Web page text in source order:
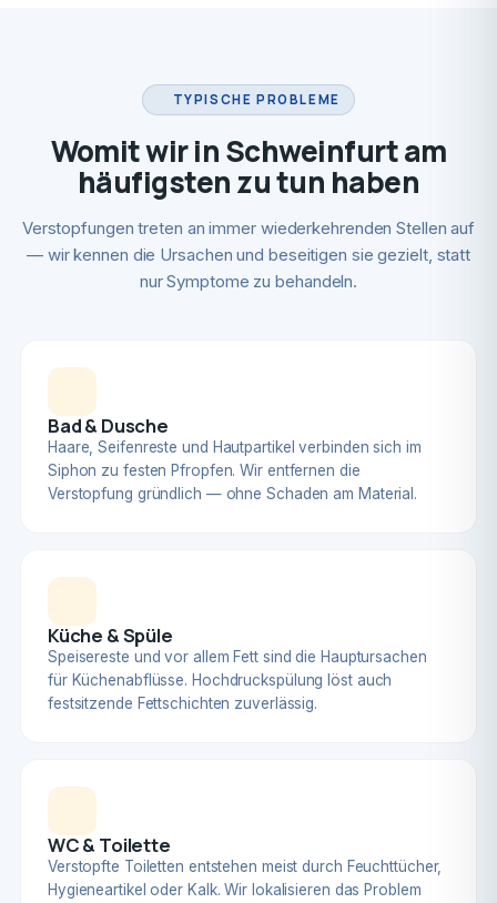
TYPISCHE PROBLEME
Womit wir in Schweinfurt am
häufigsten zu tun haben
Verstopfungen treten an immer wiederkehrenden Stellen auf
— wir kennen die Ursachen und beseitigen sie gezielt, statt
nur Symptome zu behandeln.
Bad & Dusche
Haare, Seifenreste und Hautpartikel verbinden sich im
Siphon zu festen Pfropfen. Wir entfernen die
Verstopfung gründlich — ohne Schaden am Material.
Küche & Spüle
Speisereste und vor allem Fett sind die Hauptursachen
für Küchenabflüsse. Hochdruckspülung löst auch
festsitzende Fettschichten zuverlässig.
WC & Toilette
Verstopfte Toiletten entstehen meist durch Feuchttücher,
Hygieneartikel oder Kalk. Wir lokalisieren das Problem